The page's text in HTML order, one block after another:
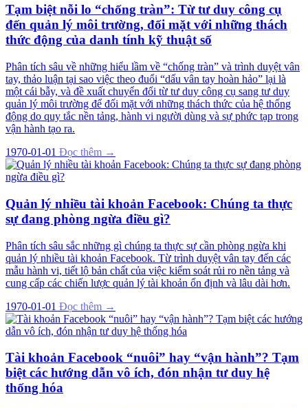
Tạm biệt nỗi lo “chống tràn”: Từ tư duy công cụ
đến quản lý môi trường, đối mặt với những thách
thức động của danh tính kỹ thuật số
Phân tích sâu về những hiểu lầm về “chống tràn” và trình duyệt vân
tay, thảo luận tại sao việc theo đuổi “dấu vân tay hoàn hảo” lại là
một cái bẫy, và đề xuất chuyển đổi từ tư duy công cụ sang tư duy
quản lý môi trường để đối mặt với những thách thức của hệ thống
động do quy tắc nền tảng, hành vi người dùng và sự phức tạp trong
vận hành tạo ra.
1970-01-01 Đọc thêm →
Quản lý nhiều tài khoản Facebook: Chúng ta thực
sự đang phòng ngừa điều gì?
Phân tích sâu sắc những gì chúng ta thực sự cần phòng ngừa khi
quản lý nhiều tài khoản Facebook. Từ trình duyệt vân tay đến các
mẫu hành vi, tiết lộ bản chất của việc kiểm soát rủi ro nền tảng và
cung cấp các chiến lược quản lý tài khoản ổn định và lâu dài hơn.
1970-01-01 Đọc thêm →
Tài khoản Facebook “nuôi” hay “vận hành”? Tạm
biệt các hướng dẫn vô ích, đón nhận tư duy hệ
thống hóa